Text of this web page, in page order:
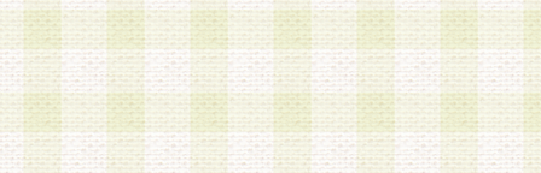
d.その他これらに付随する業務
2.当社は、会員個人を識別することのできる情報
会員情報を本人の承諾なく第三者に開示すること
人を識別できる情報について第三者に開示または
社は事前に会員本人の同意を得るものとします。